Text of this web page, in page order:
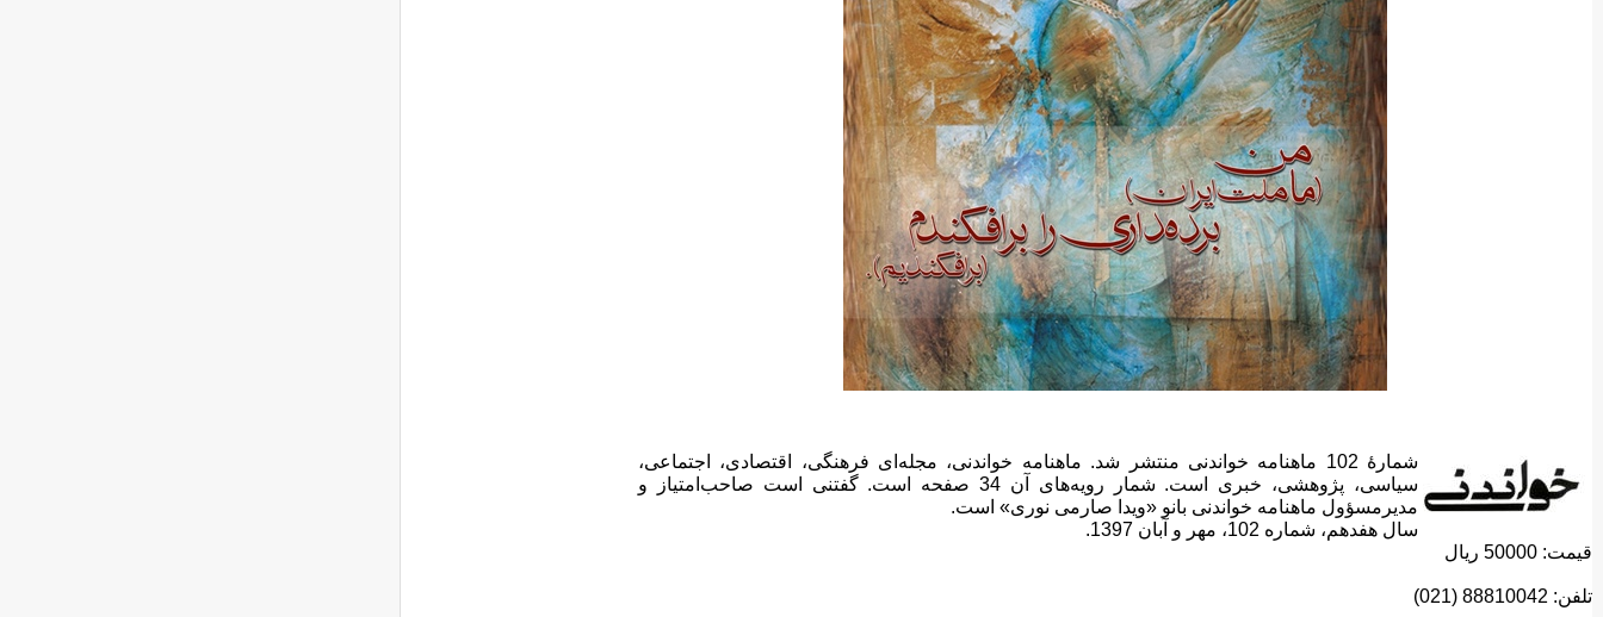
شمارهٔ 102 ماهنامه خواندنی منتشر شد. ماهنامه خواندنی، مجله‌ای فرهنگی، اقتصادی، اجتماعی،
سیاسی، پژوهشی، خبری است. شمار رویه‌های آن 34 صفحه است. گفتنی است صاحب‌امتیاز و
مدیرمسؤول ماهنامه خواندنی بانو «ویدا صارمی نوری» است.
سال هفدهم، شماره 102، مهر و آبان 1397.
قیمت: 50000 ریال
تلفن: 88810042 (021)